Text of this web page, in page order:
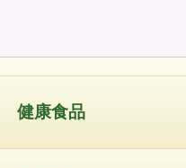
健康食品